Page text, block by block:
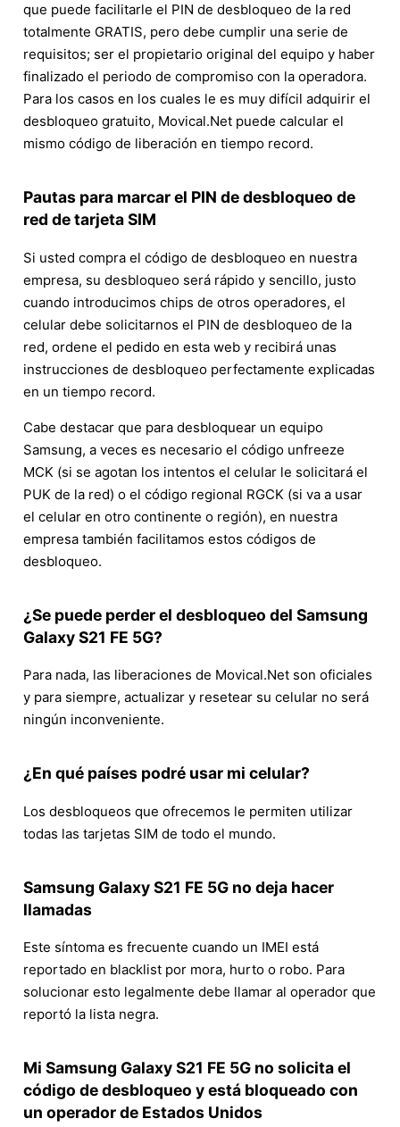
que puede facilitarle el PIN de desbloqueo de la red
totalmente GRATIS, pero debe cumplir una serie de
requisitos; ser el propietario original del equipo y haber
finalizado el periodo de compromiso con la operadora.
Para los casos en los cuales le es muy difícil adquirir el
desbloqueo gratuito, Movical.Net puede calcular el
mismo código de liberación en tiempo record.
Pautas para marcar el PIN de desbloqueo de
red de tarjeta SIM
Si usted compra el código de desbloqueo en nuestra
empresa, su desbloqueo será rápido y sencillo, justo
cuando introducimos chips de otros operadores, el
celular debe solicitarnos el PIN de desbloqueo de la
red, ordene el pedido en esta web y recibirá unas
instrucciones de desbloqueo perfectamente explicadas
en un tiempo record.
Cabe destacar que para desbloquear un equipo
Samsung, a veces es necesario el código unfreeze
MCK (si se agotan los intentos el celular le solicitará el
PUK de la red) o el código regional RGCK (si va a usar
el celular en otro continente o región), en nuestra
empresa también facilitamos estos códigos de
desbloqueo.
¿Se puede perder el desbloqueo del Samsung
Galaxy S21 FE 5G?
Para nada, las liberaciones de Movical.Net son oficiales
y para siempre, actualizar y resetear su celular no será
ningún inconveniente.
¿En qué países podré usar mi celular?
Los desbloqueos que ofrecemos le permiten utilizar
todas las tarjetas SIM de todo el mundo.
Samsung Galaxy S21 FE 5G no deja hacer
llamadas
Este síntoma es frecuente cuando un IMEI está
reportado en blacklist por mora, hurto o robo. Para
solucionar esto legalmente debe llamar al operador que
reportó la lista negra.
Mi Samsung Galaxy S21 FE 5G no solicita el
código de desbloqueo y está bloqueado con
un operador de Estados Unidos